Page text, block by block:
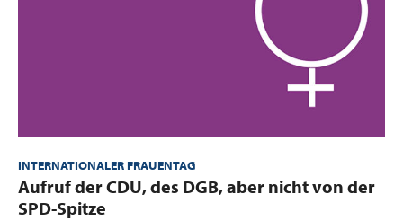
INTERNATIONALER FRAUENTAG
:
Aufruf der CDU, des DGB, aber nicht von der
SPD-Spitze